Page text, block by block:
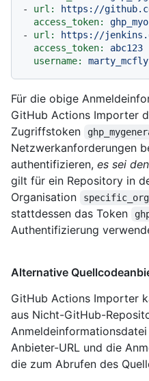
-
url:
https://
access_token:
-
url:
https://
access_token:
abc123
username:
marty_mcfly
Für die obige
GitHub Actions Importer
Zugriffstoken
Netzwerkanforderungen
authentifizieren, es sei
gilt für ein Repository in
Organisation
specific_org
stattdessen das Token
Authentifizierung
Alternative
GitHub Actions Importer
aus Nicht-GitHub-
Anbieter-URL und die
die zum Abrufen des